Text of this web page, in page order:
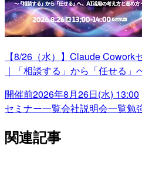
【8/26（水）】Claude
｜「相談する」から「任せる
開催前2026年8月26日(水) 13:00
セミナー一覧会社説明会一覧勉
関連記事